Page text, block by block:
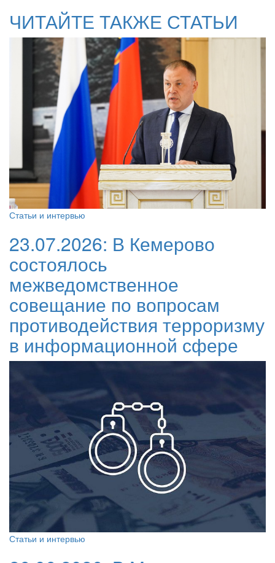
ЧИТАЙТЕ ТАКЖЕ СТАТЬИ
Статьи и интервью
23.07.2026: В Кемерово
состоялось
межведомственное
совещание по вопросам
противодействия терроризму
в информационной сфере
Статьи и интервью